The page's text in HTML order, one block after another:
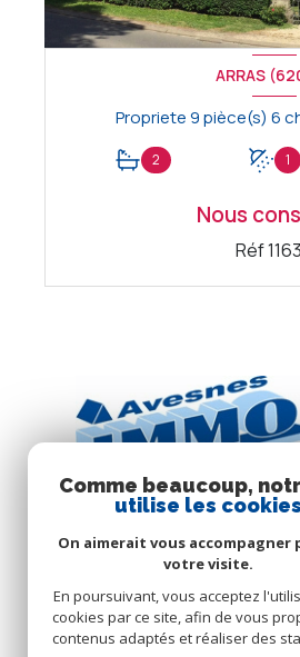
ARRAS
2 1
Nous
Réf
Comme beaucoup,
utilise les cookies
On aimerait vous accompagner
votre visite.
En poursuivant, vous acceptez
cookies par ce site, afin de vous
contenus adaptés et réaliser des